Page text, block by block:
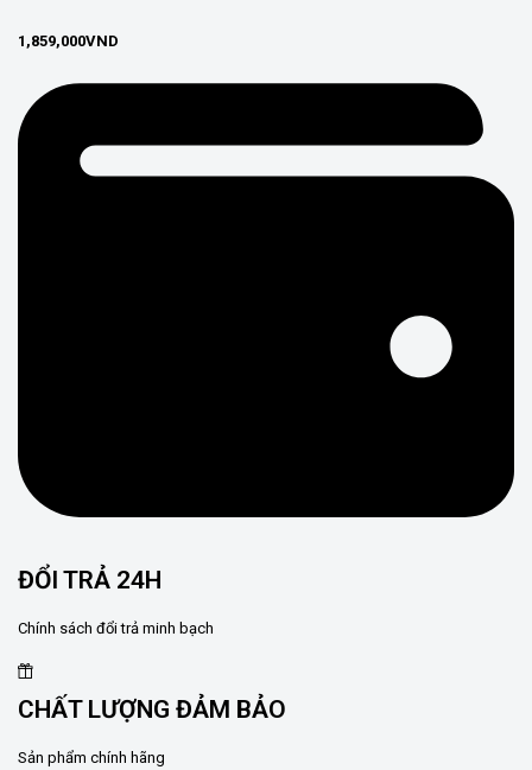
1,859,000VND
ĐỔI TRẢ 24H
Chính sách đổi trả minh bạch
CHẤT LƯỢNG ĐẢM BẢO
Sản phẩm chính hãng